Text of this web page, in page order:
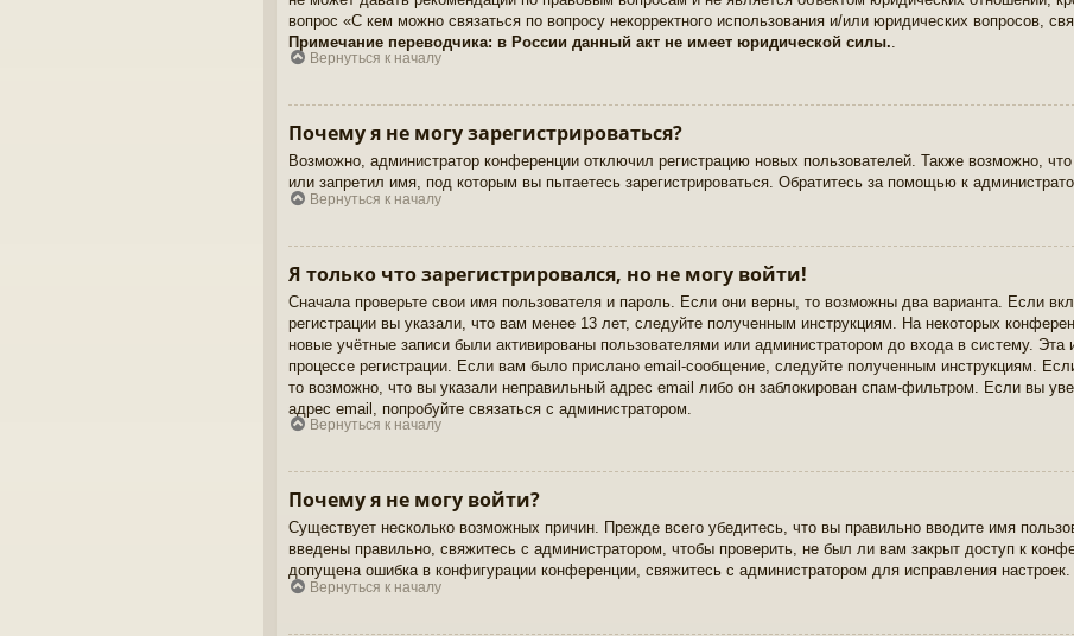
вопрос «С кем можно связаться по вопросу некорректного использования и/или юридических вопросов,
Примечание переводчика: в России данный акт не имеет юридической силы.
Вернуться к началу
Почему я не могу зарегистрироваться?
Возможно, администратор конференции отключил регистрацию новых пользователей. Также возможно,
или запретил имя, под которым вы пытаетесь зарегистрироваться. Обратитесь за помощью к
Вернуться к началу
Я только что зарегистрировался, но не могу войти!
Сначала проверьте свои имя пользователя и пароль. Если они верны, то возможны два варианта. Если
регистрации вы указали, что вам менее 13 лет, следуйте полученным инструкциям. На некоторых
новые учётные записи были активированы пользователями или администратором до входа в систему.
процессе регистрации. Если вам было прислано email-сообщение, следуйте полученным инструкциям.
то возможно, что вы указали неправильный адрес email либо он заблокирован спам-фильтром. Если вы
адрес email, попробуйте связаться с администратором.
Вернуться к началу
Почему я не могу войти?
Существует несколько возможных причин. Прежде всего убедитесь, что вы правильно вводите имя
введены правильно, свяжитесь с администратором, чтобы проверить, не был ли вам закрыт доступ к
допущена ошибка в конфигурации конференции, свяжитесь с администратором для исправления настроек.
Вернуться к началу